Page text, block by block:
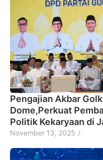
Pengajian Akbar
Dome,Perkuat
Politik Kekaryaan di
November 13, 2025 /